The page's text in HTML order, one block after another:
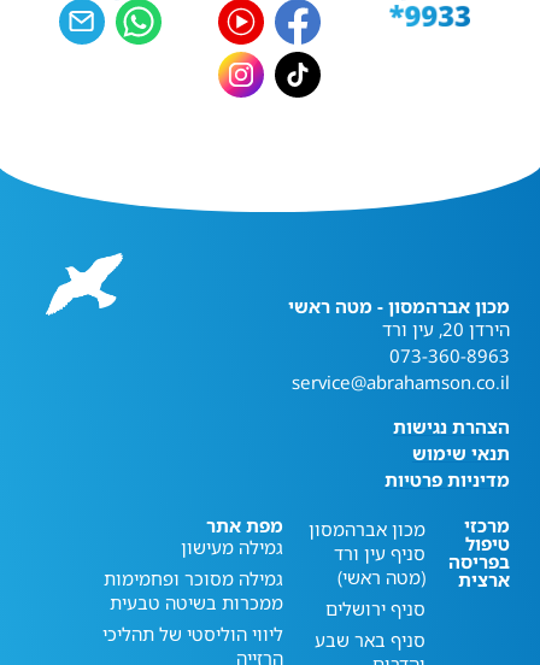
מכון אברהמסון - מטה ראשי
הירדן 20, עין ורד
073-360-8963
service@abrahamson.co.il
הצהרת נגישות
תנאי שימוש
מדיניות פרטיות
מרכזי
טיפול
בפריסה
ארצית
מכון אברהמסון
סניף עין ורד
(מטה ראשי)
סניף ירושלים
סניף באר שבע
מפת אתר
גמילה מעישון
גמילה מסוכר ופחמימות
ממכרות בשיטה טבעית
ליווי הוליסטי של תהליכי
הרזייה